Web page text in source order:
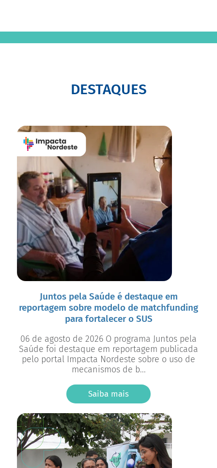
DESTAQUES
Juntos pela Saúde é destaque em
reportagem sobre modelo de matchfunding
para fortalecer o SUS
06 de agosto de 2026 O programa Juntos pela
Saúde foi destaque em reportagem publicada
pelo portal Impacta Nordeste sobre o uso de
mecanismos de b...
Saiba mais